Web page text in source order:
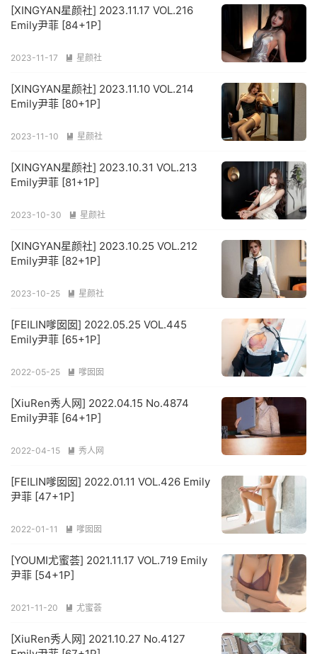
[XINGYAN星颜社] 2023.11.17 VOL.216
Emily尹菲 [84+1P]
2023-11-17  星颜社
[XINGYAN星颜社] 2023.11.10 VOL.214
Emily尹菲 [80+1P]
2023-11-10  星颜社
[XINGYAN星颜社] 2023.10.31 VOL.213
Emily尹菲 [81+1P]
2023-10-30  星颜社
[XINGYAN星颜社] 2023.10.25 VOL.212
Emily尹菲 [82+1P]
2023-10-25  星颜社
[FEILIN嗲囡囡] 2022.05.25 VOL.445
Emily尹菲 [65+1P]
2022-05-25  嗲囡囡
[XiuRen秀人网] 2022.04.15 No.4874
Emily尹菲 [64+1P]
2022-04-15  秀人网
[FEILIN嗲囡囡] 2022.01.11 VOL.426 Emily
尹菲 [47+1P]
2022-01-11  嗲囡囡
[YOUMI尤蜜荟] 2021.11.17 VOL.719 Emily
尹菲 [54+1P]
2021-11-20  尤蜜荟
[XiuRen秀人网] 2021.10.27 No.4127